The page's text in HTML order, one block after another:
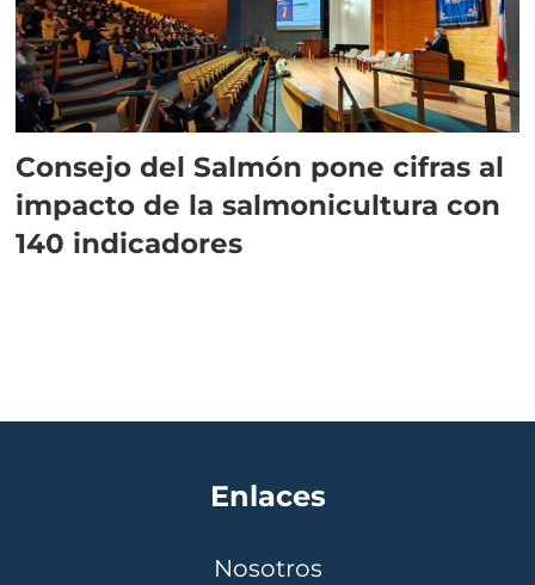
Consejo del Salmón pone cifras al
impacto de la salmonicultura con
140 indicadores
Enlaces
Nosotros